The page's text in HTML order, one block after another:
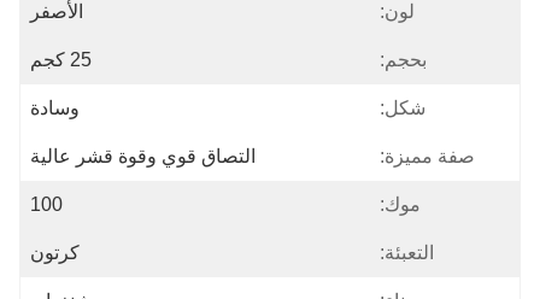
لون: الأصفر
بحجم: 25 كجم
شكل: وسادة
صفة مميزة: التصاق قوي وقوة قشر عالية
موك: 100
التعبئة: كرتون